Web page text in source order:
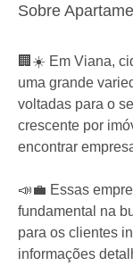
Sobre
🏢☀️ Em Viana,
uma grande
voltadas para o
crescente por
encontrar
📣💼 Essas
fundamental na
para os clientes
informações